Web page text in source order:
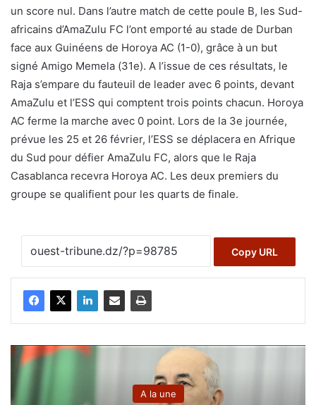
un score nul. Dans l’autre match de cette poule B, les Sud-
africains d’AmaZulu FC l’ont emporté au stade de Durban
face aux Guinéens de Horoya AC (1-0), grâce à un but
signé Amigo Memela (31e). A l’issue de ces résultats, le
Raja s’empare du fauteuil de leader avec 6 points, devant
AmaZulu et l’ESS qui comptent trois points chacun. Horoya
AC ferme la marche avec 0 point. Lors de la 3e journée,
prévue les 25 et 26 février, l’ESS se déplacera en Afrique
du Sud pour défier AmaZulu FC, alors que le Raja
Casablanca recevra Horoya AC. Les deux premiers du
groupe se qualifient pour les quarts de finale.
Copy URL
A la une